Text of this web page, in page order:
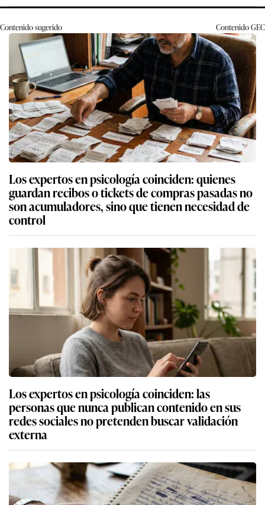
Contenido sugerido ContenidoGEC
Los expertos en psicología coinciden: quienes
guardan recibos o tickets de compras pasadas no
son acumuladores, sino que tienen necesidad de
control
Los expertos en psicología coinciden: las
personas que nunca publican contenido en sus
redes sociales no pretenden buscar validación
externa